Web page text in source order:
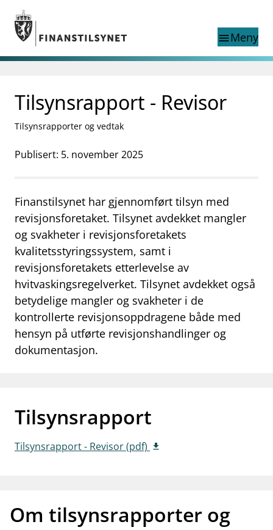
Gå til hovedinnhold
Gå til søkesiden
menuMeny
nettstedet
language
English
exist in English
English home page
Aktuelt
supervisor_accountForbrukerinformasjon
businessOm Finanstilsynet
mail_outlineKontakt oss
work_outlineJobb hos oss
dashboardInformasjon for investorer
notifications_none Abonner på nyhetsvarsel
Tilsynsrapport - Revisor
Tilsynsrapporter og vedtak
Publisert: 5. november 2025
Finanstilsynet har gjennomført tilsyn med
revisjonsforetaket. Tilsynet avdekket mangler
og svakheter i revisjonsforetakets
kvalitetsstyringssystem, samt i
revisjonsforetakets etterlevelse av
hvitvaskingsregelverket. Tilsynet avdekket også
betydelige mangler og svakheter i de
kontrollerte revisjonsoppdragene både med
hensyn på utførte revisjonshandlinger og
dokumentasjon.
Tilsynsrapport
Tilsynsrapport - Revisor (pdf)
Om tilsynsrapporter og